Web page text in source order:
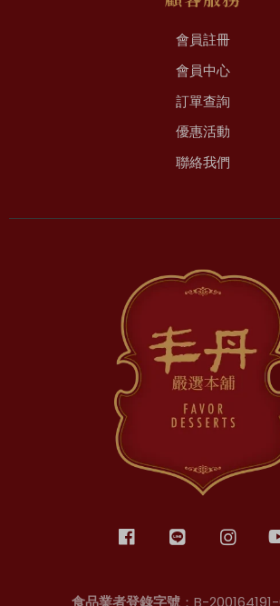
會員註冊
會員中心
訂單查詢
優惠活動
聯絡我們
食品業者登錄字號 ：B-